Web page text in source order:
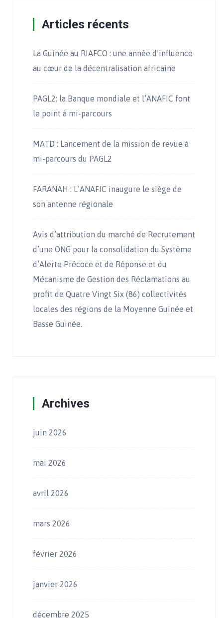
Articles récents
La Guinée au RIAFCO : une année d’influence
au cœur de la décentralisation africaine
PAGL2: la Banque mondiale et l’ANAFIC font
le point à mi-parcours
MATD : Lancement de la mission de revue à
mi-parcours du PAGL2
FARANAH : L’ANAFIC inaugure le siège de
son antenne régionale
Avis d’attribution du marché de Recrutement
d’une ONG pour la consolidation du Système
d’Alerte Précoce et de Réponse et du
Mécanisme de Gestion des Réclamations au
profit de Quatre Vingt Six (86) collectivités
locales des régions de la Moyenne Guinée et
Basse Guinée.
Archives
juin 2026
mai 2026
avril 2026
mars 2026
février 2026
janvier 2026
décembre 2025